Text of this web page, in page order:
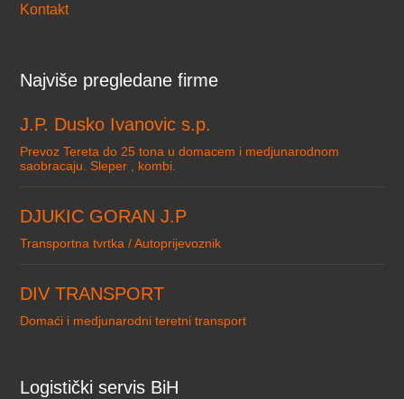
Kontakt
Najviše pregledane firme
J.P. Dusko Ivanovic s.p.
Prevoz Tereta do 25 tona u domacem i medjunarodnom
saobracaju. Sleper , kombi.
DJUKIC GORAN J.P
Transportna tvrtka / Autoprijevoznik
DIV TRANSPORT
Domaći i medjunarodni teretni transport
Logistički servis BiH